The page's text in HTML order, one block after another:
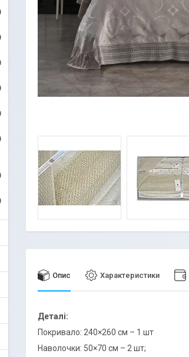
Опис Характеристики
Деталі:
Покривало: 240×260 см – 1 шт
Наволочки: 50×70 см – 2 шт;